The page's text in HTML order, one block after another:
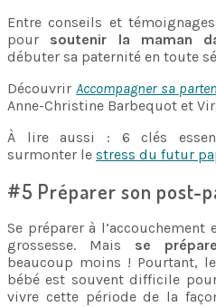
Entre conseils et
pour soutenir la maman
débuter sa paternité en toute
Découvrir Accompagner sa
Anne-Christine Barbequot et
À lire aussi : 6 clés
surmonter le stress du futur
#5 Préparer son post-
Se préparer à
grossesse. Mais se
beaucoup moins ! Pourtant,
bébé est souvent difficile
vivre cette période de la